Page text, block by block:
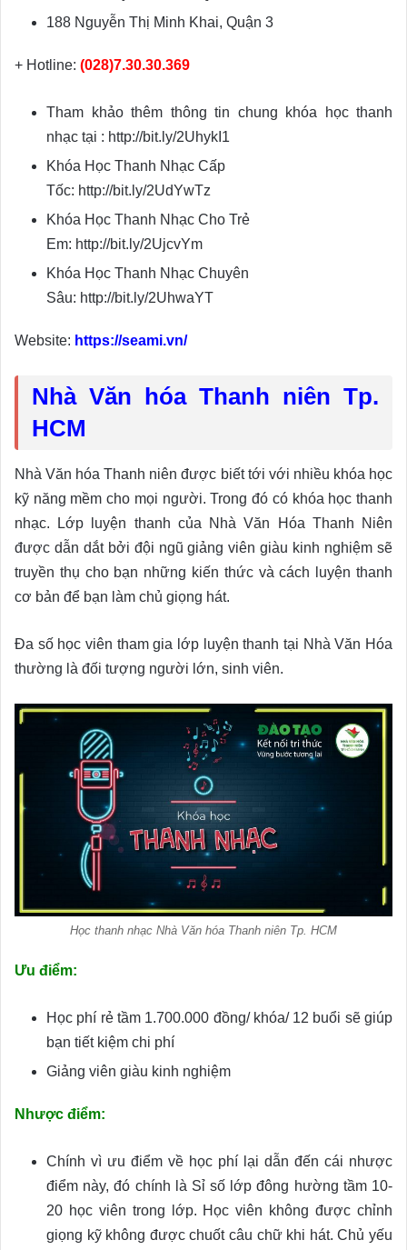
188 Nguyễn Thị Minh Khai, Quận 3
+ Hotline: (028)7.30.30.369
Tham khảo thêm thông tin chung khóa học thanh
nhạc tại : http://bit.ly/2UhykI1
Khóa Học Thanh Nhạc Cấp
Tốc: http://bit.ly/2UdYwTz
Khóa Học Thanh Nhạc Cho Trẻ
Em: http://bit.ly/2UjcvYm
Khóa Học Thanh Nhạc Chuyên
Sâu: http://bit.ly/2UhwaYT
Website: https://seami.vn/
Nhà Văn hóa Thanh niên Tp.
HCM
Nhà Văn hóa Thanh niên được biết tới với nhiều khóa học
kỹ năng mềm cho mọi người. Trong đó có khóa học thanh
nhạc. Lớp luyện thanh của Nhà Văn Hóa Thanh Niên
được dẫn dắt bởi đội ngũ giảng viên giàu kinh nghiệm sẽ
truyền thụ cho bạn những kiến thức và cách luyện thanh
cơ bản để bạn làm chủ giọng hát.
Đa số học viên tham gia lớp luyện thanh tại Nhà Văn Hóa
thường là đối tượng người lớn, sinh viên.
Học thanh nhạc Nhà Văn hóa Thanh niên Tp. HCM
Ưu điểm:
Học phí rẻ tầm 1.700.000 đồng/ khóa/ 12 buổi sẽ giúp
bạn tiết kiệm chi phí
Giảng viên giàu kinh nghiệm
Nhược điểm:
Chính vì ưu điểm về học phí lại dẫn đến cái nhược
điểm này, đó chính là Sỉ số lớp đông hường tầm 10-
20 học viên trong lớp. Học viên không được chỉnh
giọng kỹ không được chuốt câu chữ khi hát. Chủ yếu